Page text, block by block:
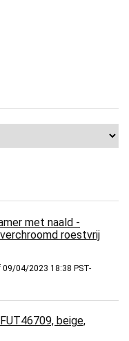
met naald -
roestvrij
09/04/2023 18:38 PST-
beige,